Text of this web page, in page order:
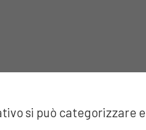
si può categorizzare